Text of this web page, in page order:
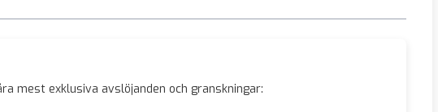
mest exklusiva avslöjanden och granskningar: